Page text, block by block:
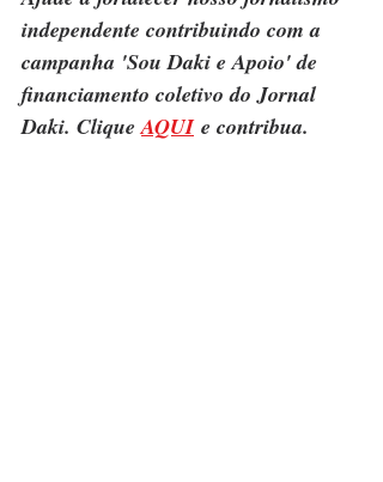
independente contribuindo com a
campanha 'Sou Daki e Apoio' de
financiamento coletivo do Jornal
Daki. Clique AQUI e contribua.